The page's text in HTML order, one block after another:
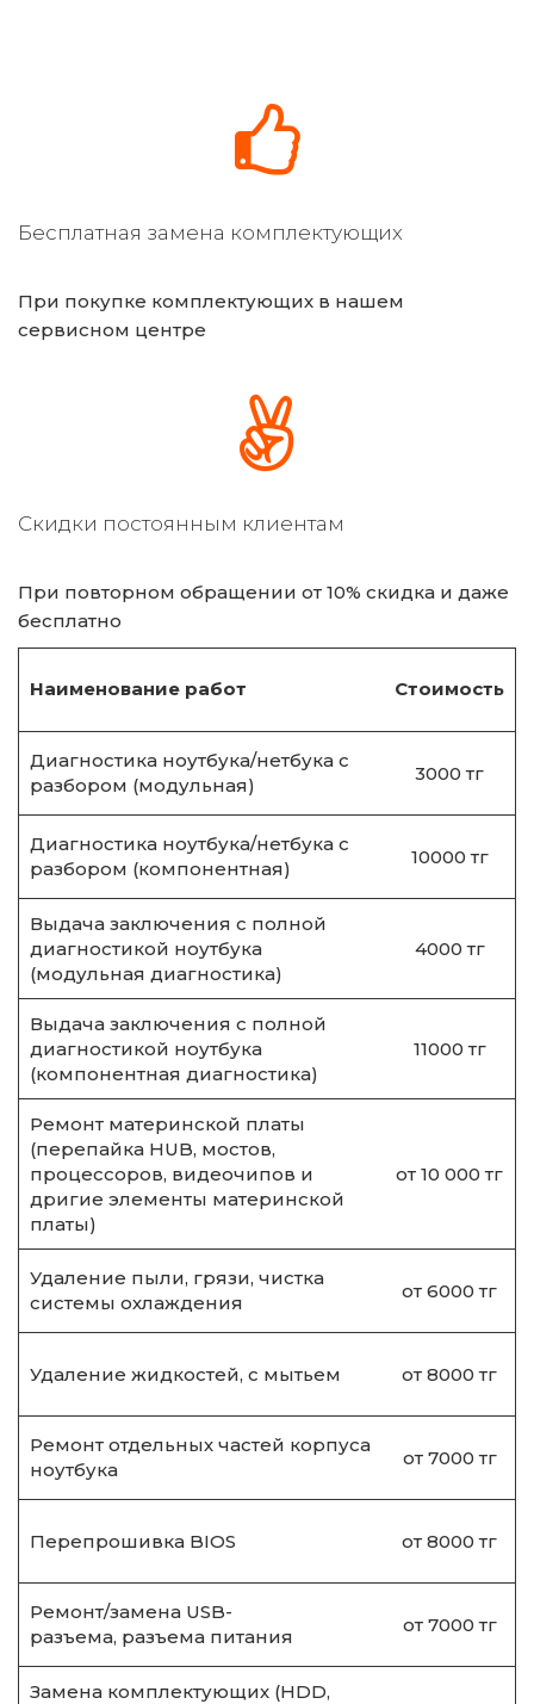
Бесплатная замена комплектующих
При покупке комплектующих в нашем
сервисном центре
Скидки постоянным клиентам
При повторном обращении от 10% скидка и даже
бесплатно
Наименование работ Стоимость
Диагностика ноутбука/нетбука с
разбором (модульная)
3000 тг
Диагностика ноутбука/нетбука с
разбором (компонентная)
10000 тг
Выдача заключения с полной
диагностикой ноутбука
(модульная диагностика)
4000 тг
Выдача заключения с полной
диагностикой ноутбука
(компонентная диагностика)
11000 тг
Ремонт материнской платы
(перепайка HUB, мостов,
процессоров, видеочипов и
дригие элементы материнской
платы)
от 10 000 тг
Удаление пыли, грязи, чистка
системы охлаждения
от 6000 тг
Удаление жидкостей, с мытьем от 8000 тг
Ремонт отдельных частей корпуса
ноутбука
от 7000 тг
Перепрошивка BIOS от 8000 тг
Ремонт/замена USB-
разъема, разъема питания
от 7000 тг
Замена комплектующих (HDD,